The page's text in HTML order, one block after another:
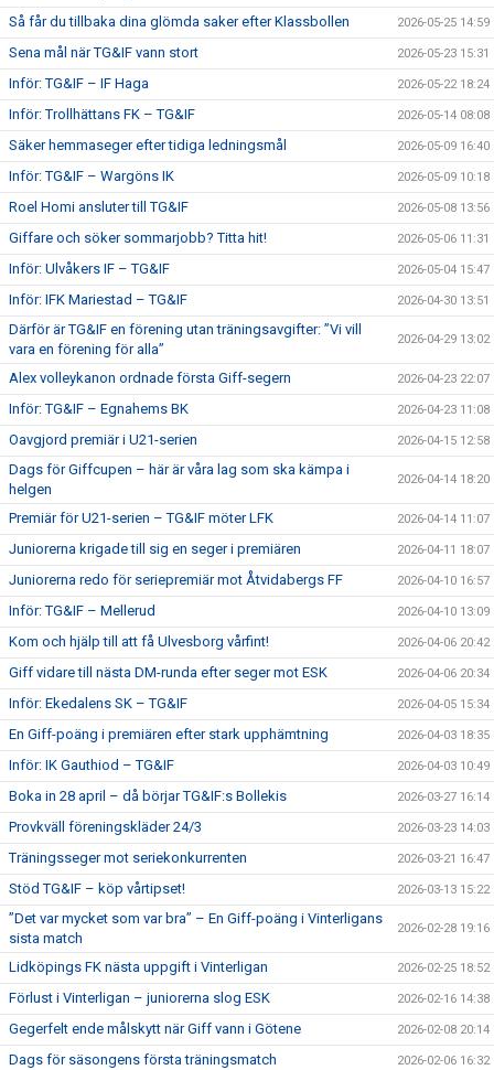
Så får du tillbaka dina glömda saker efter Klassbollen 2026-05-25 14:59
Sena mål när TG&IF vann stort 2026-05-23 15:31
Inför: TG&IF – IF Haga 2026-05-22 18:24
Inför: Trollhättans FK – TG&IF 2026-05-14 08:08
Säker hemmaseger efter tidiga ledningsmål 2026-05-09 16:40
Inför: TG&IF – Wargöns IK 2026-05-09 10:18
Roel Homi ansluter till TG&IF 2026-05-08 13:56
Giffare och söker sommarjobb? Titta hit! 2026-05-06 11:31
Inför: Ulvåkers IF – TG&IF 2026-05-04 15:47
Inför: IFK Mariestad – TG&IF 2026-04-30 13:51
Därför är TG&IF en förening utan träningsavgifter: ”Vi vill
vara en förening för alla”
2026-04-29 13:02
Alex volleykanon ordnade första Giff-segern 2026-04-23 22:07
Inför: TG&IF – Egnahems BK 2026-04-23 11:08
Oavgjord premiär i U21-serien 2026-04-15 12:58
Dags för Giffcupen – här är våra lag som ska kämpa i
helgen
2026-04-14 18:20
Premiär för U21-serien – TG&IF möter LFK 2026-04-14 11:07
Juniorerna krigade till sig en seger i premiären 2026-04-11 18:07
Juniorerna redo för seriepremiär mot Åtvidabergs FF 2026-04-10 16:57
Inför: TG&IF – Mellerud 2026-04-10 13:09
Kom och hjälp till att få Ulvesborg vårfint! 2026-04-06 20:42
Giff vidare till nästa DM-runda efter seger mot ESK 2026-04-06 20:34
Inför: Ekedalens SK – TG&IF 2026-04-05 15:34
En Giff-poäng i premiären efter stark upphämtning 2026-04-03 18:35
Inför: IK Gauthiod – TG&IF 2026-04-03 10:49
Boka in 28 april – då börjar TG&IF:s Bollekis 2026-03-27 16:14
Provkväll föreningskläder 24/3 2026-03-23 14:03
Träningsseger mot seriekonkurrenten 2026-03-21 16:47
Stöd TG&IF – köp vårtipset! 2026-03-13 15:22
”Det var mycket som var bra” – En Giff-poäng i Vinterligans
sista match
2026-02-28 19:16
Lidköpings FK nästa uppgift i Vinterligan 2026-02-25 18:52
Förlust i Vinterligan – juniorerna slog ESK 2026-02-16 14:38
Gegerfelt ende målskytt när Giff vann i Götene 2026-02-08 20:14
Dags för säsongens första träningsmatch 2026-02-06 16:32